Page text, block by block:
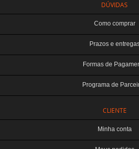
DÚVIDAS
Como comprar
Prazos e
Formas de
Programa de
CLIENTE
Minha conta